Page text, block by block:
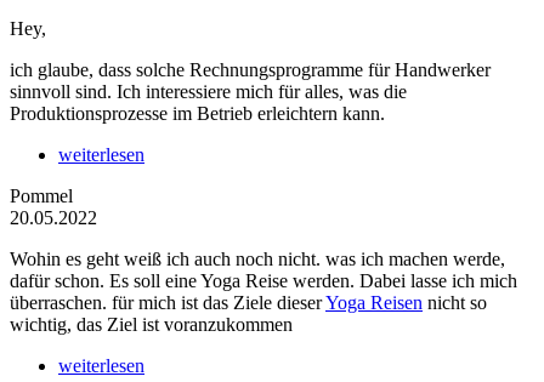
Hey,
ich glaube, dass solche Rechnungsprogramme für Handwerker
sinnvoll sind. Ich interessiere mich für alles, was die
Produktionsprozesse im Betrieb erleichtern kann.
weiterlesen
Pommel
20.05.2022
Wohin es geht weiß ich auch noch nicht. was ich machen werde,
dafür schon. Es soll eine Yoga Reise werden. Dabei lasse ich mich
überraschen. für mich ist das Ziele dieserYoga Reisen nicht so
wichtig, das Ziel ist voranzukommen
weiterlesen